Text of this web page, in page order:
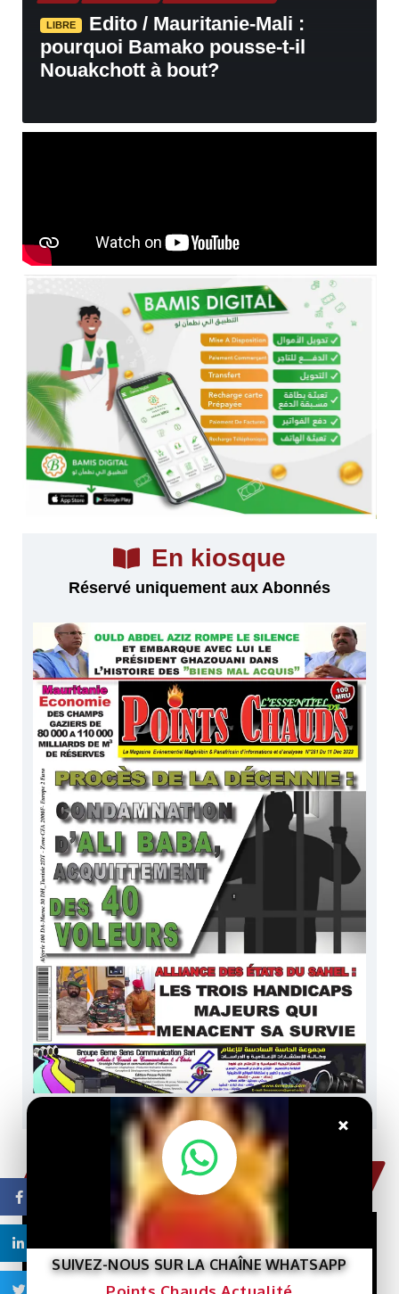
LIBRE
Edito / Mauritanie-Mali :
pourquoi Bamako pousse-t-il
Nouakchott à bout?
En kiosque
Réservé uniquement aux Abonnés
Lire la version Digitale du Mag
EN VEDETTE
×
SUIVEZ-NOUS SUR LA CHAÎNE WHATSAPP